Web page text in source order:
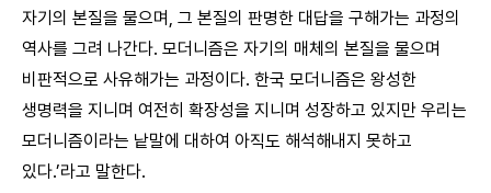
자기의 본질을 물으며, 그 본질의 판명한 대답을 구해가는 과정의
역사를 그려 나간다. 모더니즘은 자기의 매체의 본질을 물으며
비판적으로 사유해가는 과정이다. 한국 모더니즘은 왕성한
생명력을 지니며 여전히 확장성을 지니며 성장하고 있지만 우리는
모더니즘이라는 낱말에 대하여 아직도 해석해내지 못하고
있다.’라고 말한다.